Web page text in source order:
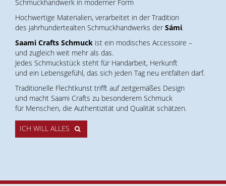
Schmuckhandwerk in moderner Form
Hochwertige Materialien, verarbeitet in der Tradition
des jahrhundertealten Schmuckhandwerks der Sámi.
Saami Crafts Schmuck ist ein modisches Accessoire –
und zugleich weit mehr als das.
Jedes Schmuckstück steht für Handarbeit, Herkunft
und ein Lebensgefühl, das sich jeden Tag neu entfalten darf.
Traditionelle Flechtkunst trifft auf zeitgemäßes Design
und macht Saami Crafts zu besonderem Schmuck
für Menschen, die Authentizität und Qualität schätzen.
ICH WILL ALLES